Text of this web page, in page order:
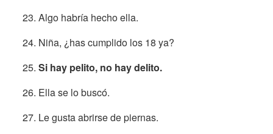
Algo habría hecho ella.
Niña, ¿has cumplido los 18 ya?
Si hay pelito, no hay delito.
Ella se lo buscó.
Le gusta abrirse de piernas.